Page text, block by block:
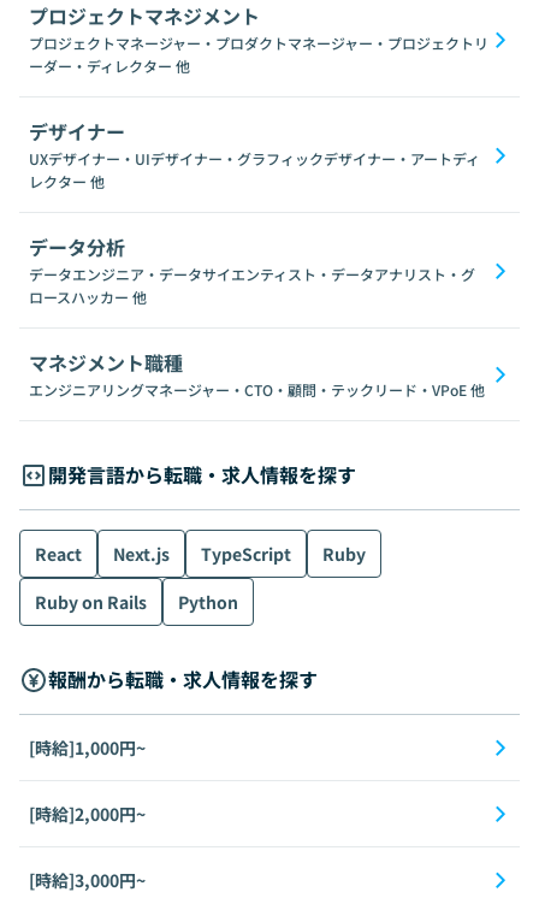
プロジェクトマネジメント
プロジェクトマネージャー・プロダクトマネージャー・プロジェクトリ
ーダー・ディレクター 他
デザイナー
UXデザイナー・UIデザイナー・グラフィックデザイナー・アートディ
レクター 他
データ分析
データエンジニア・データサイエンティスト・データアナリスト・グ
ロースハッカー 他
マネジメント職種
エンジニアリングマネージャー・CTO・顧問・テックリード・VPoE他
開発言語から転職・求人情報を探す
React Next.js TypeScript
Ruby
Ruby on Rails
Python
報酬から転職・求人情報を探す
[時給]1,000円~
[時給]2,000円~
[時給]3,000円~